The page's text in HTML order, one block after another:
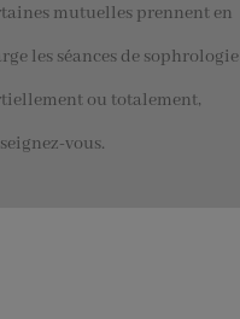
mutuelles prennent en
les séances de sophrologie
ou totalement,
vous.